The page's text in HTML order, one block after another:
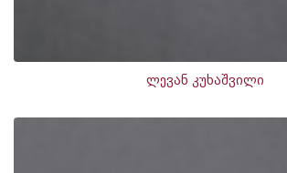
ლევან კუხაშვილი